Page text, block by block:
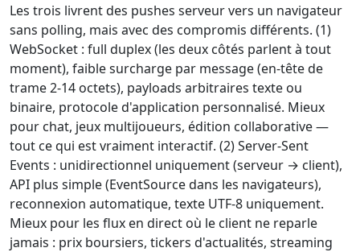
Les trois livrent des pushes serveur vers un navigateur
sans polling, mais avec des compromis différents. (1)
WebSocket : full duplex (les deux côtés parlent à tout
moment), faible surcharge par message (en-tête de
trame 2-14 octets), payloads arbitraires texte ou
binaire, protocole d'application personnalisé. Mieux
pour chat, jeux multijoueurs, édition collaborative —
tout ce qui est vraiment interactif. (2) Server-Sent
Events : unidirectionnel uniquement (serveur → client),
API plus simple (EventSource dans les navigateurs),
reconnexion automatique, texte UTF-8 uniquement.
Mieux pour les flux en direct où le client ne reparle
jamais : prix boursiers, tickers d'actualités, streaming